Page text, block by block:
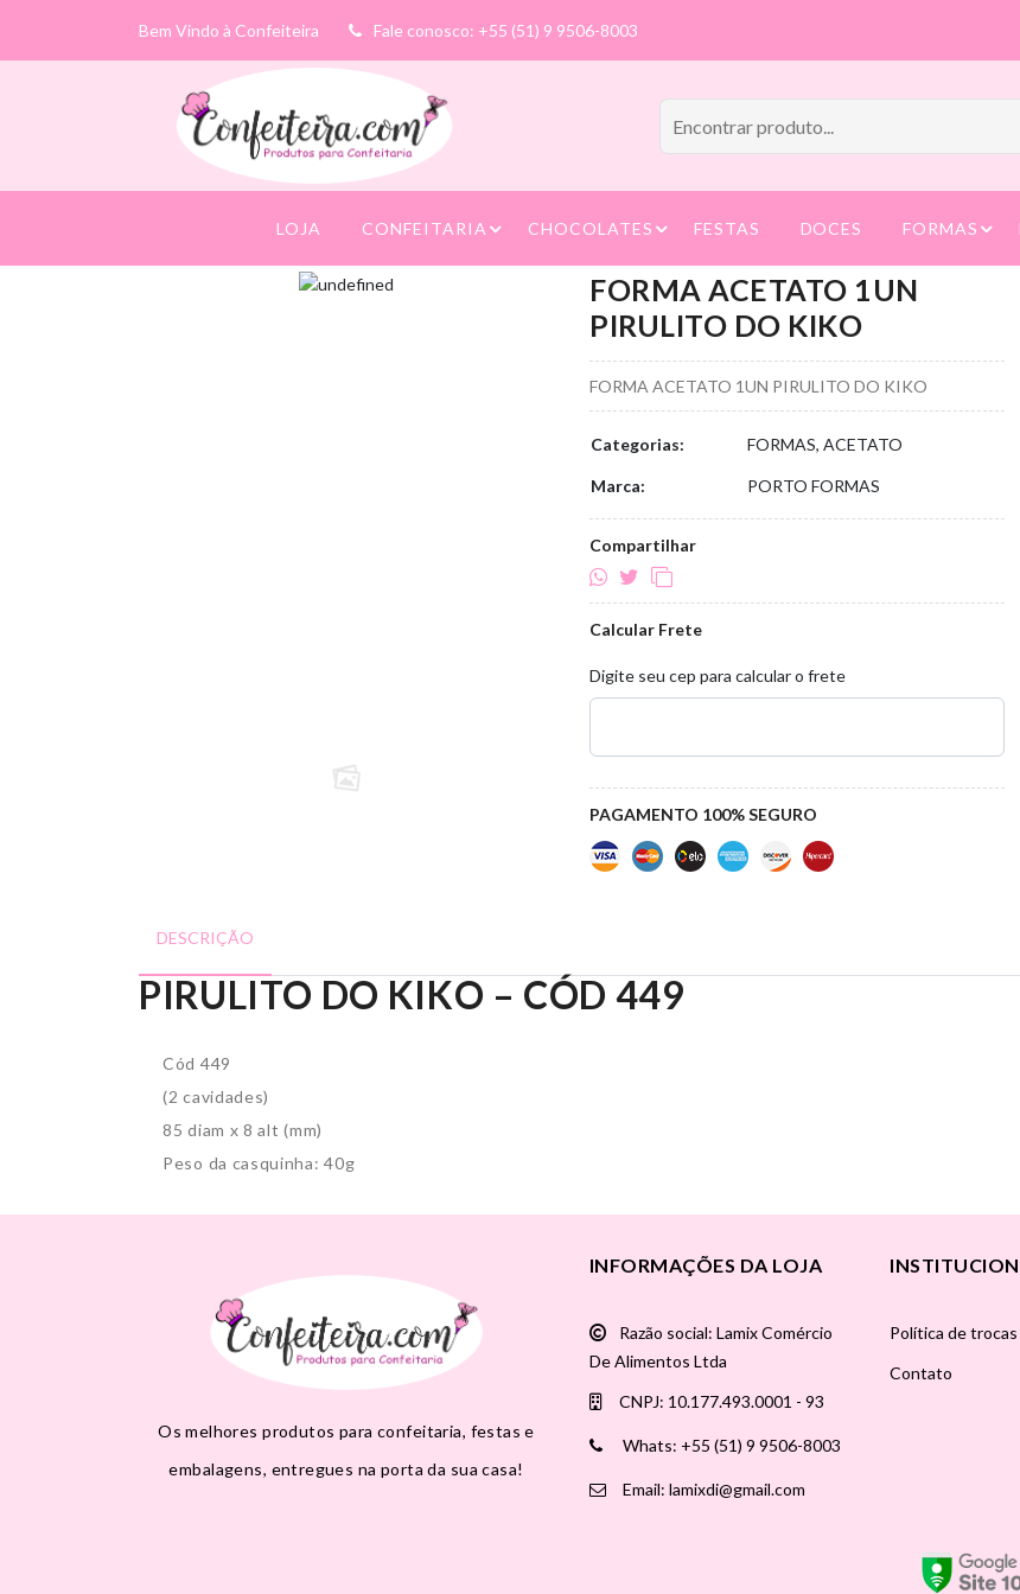
Bem Vindo à Confeiteira Fale conosco: +55 (51) 9 9506-8003
LOJA CONFEITARIA CHOCOLATES FESTAS DOCES FORMAS
FORMA ACETATO 1UN
PIRULITO DO KIKO
FORMA ACETATO 1UN PIRULITO DO KIKO
Categorias: FORMAS, ACETATO
Marca: PORTO FORMAS
Compartilhar
Calcular Frete
Digite seu cep para calcular o frete
PAGAMENTO 100% SEGURO
DESCRIÇÃO
PIRULITO DO KIKO – CÓD 449
Cód 449
(2 cavidades)
85 diam x 8 alt (mm)
Peso da casquinha: 40g
Os melhores produtos para confeitaria, festas e
embalagens, entregues na porta da sua casa!
INFORMAÇÕES DA LOJA
Razão social: Lamix Comércio
De Alimentos Ltda
CNPJ: 10.177.493.0001 - 93
Whats: +55 (51) 9 9506-8003
Email: lamixdi@gmail.com
Política de trocas
Contato